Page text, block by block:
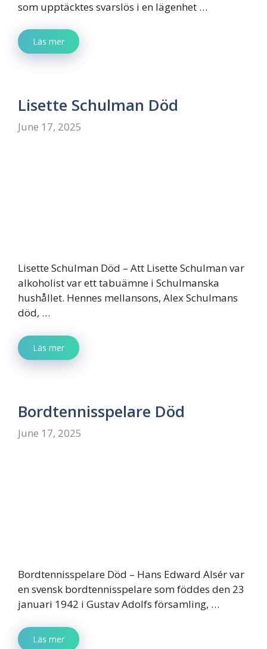
som upptäcktes svarslös i en lägenhet …
Läs mer
Lisette Schulman Död
June 17, 2025
Lisette Schulman Död – Att Lisette Schulman var
alkoholist var ett tabuämne i Schulmanska
hushållet. Hennes mellansons, Alex Schulmans
död, …
Läs mer
Bordtennisspelare Död
June 17, 2025
Bordtennisspelare Död – Hans Edward Alsér var
en svensk bordtennisspelare som föddes den 23
januari 1942 i Gustav Adolfs församling, …
Läs mer